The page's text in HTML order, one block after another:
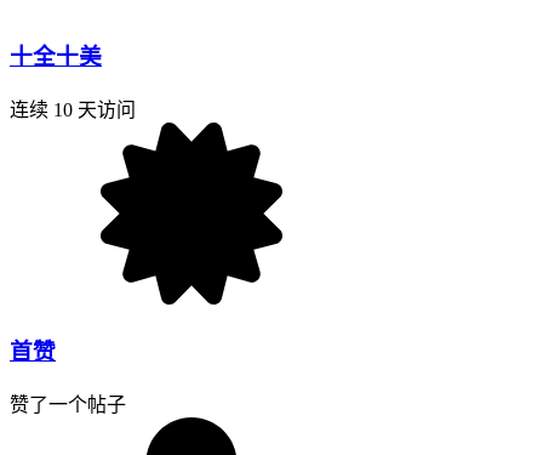
十全十美
连续 10 天访问
首赞
赞了一个帖子